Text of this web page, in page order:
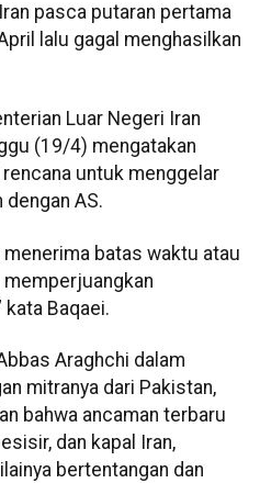
pasca putaran pertama
lalu gagal menghasilkan
Luar Negeri Iran
(19/4) mengatakan
untuk menggelar
AS.
batas waktu atau
kata Baqaei.
Araghchi dalam
mitranya dari Pakistan,
bahwa ancaman terbaru
dan kapal Iran,
bertentangan dan